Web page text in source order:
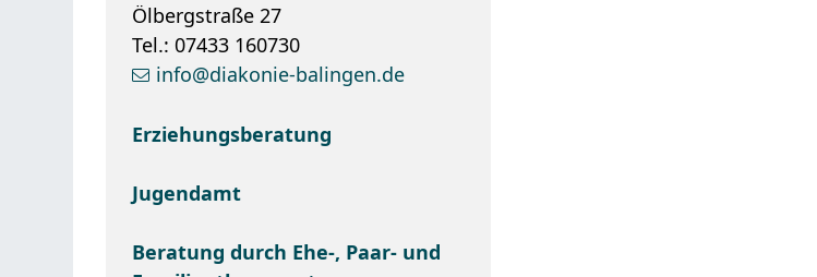
Ölbergstraße 27
Tel.: 07433 160730
info@diakonie-balingen.de
Erziehungsberatung
Jugendamt
Beratung durch Ehe-, Paar- und